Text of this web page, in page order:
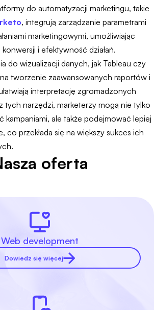
do automatyzacji marketingu, takie
, integrują zarządzanie parametrami
marketingowymi, umożliwiając
i efektywność działań.
do wizualizacji danych, jak Tableau czy
tworzenie zaawansowanych raportów i
interpretację zgromadzonych
tych narzędzi, marketerzy mogą nie tylko
kampaniami, ale także podejmować lepiej
co przekłada się na większy sukces ich
oferta
Web development
Dowiedz się więcej